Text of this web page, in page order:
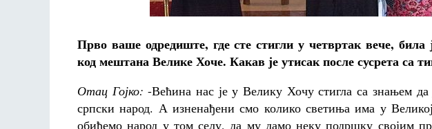
Прво ваше одредиште, где сте стигли у четвртак вече,
код мештана Велике Хоче. Какав је утисак после сусрета са
Отац Гојко: -Већина нас је у Велику Хочу стигла са знањем да
српски народ. А изненађени смо колико светиња има у
обиђемо народ у том селу, да му дамо неку подршку својим